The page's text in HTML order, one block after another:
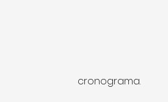
cronograma.